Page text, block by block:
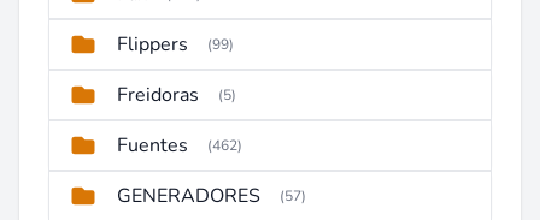
Flippers (99)
Freidoras (5)
Fuentes (462)
GENERADORES (57)